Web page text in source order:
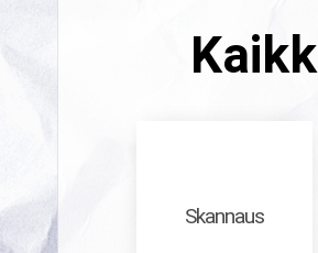
Skannaus